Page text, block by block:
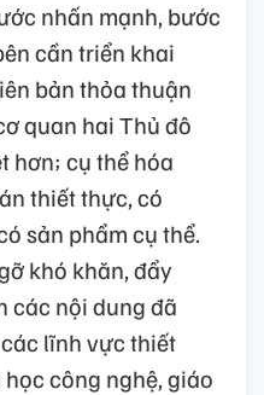
nhấn mạnh, bước
cần triển khai
bản thỏa thuận
quan hai Thủ đô
hơn; cụ thể hóa
thiết thực, có
sản phẩm cụ thể.
khó khăn, đẩy
các nội dung đã
lĩnh vực thiết
công nghệ, giáo